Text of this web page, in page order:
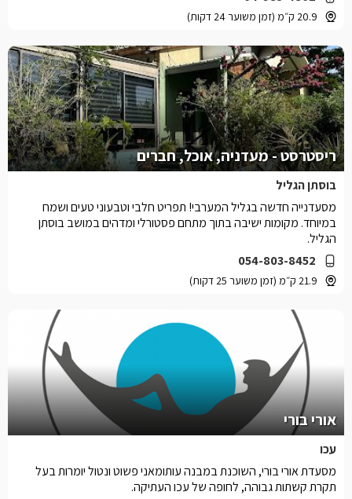
20.9 ק״מ (זמן משוער 24 דקות)
ריסטרסט - מעדניה, אוכל, חברים
בוסתן הגליל
054-803-8452
21.9 ק״מ (זמן משוער 25 דקות)
מסעדנייה חדשה בגליל המערבי! תפריט חלבי וטבעוני טעים ושמח
במיוחד. מקומות ישיבה בתוך מתחם פסטורלי ומדהים במושב בוסתן
הגליל.
אורי בורי
עכו
מסעדת אורי בורי, השוכנת במבנה עותומאני פשוט ונטול יומרות בעל
תקרת קשתות גבוהה, לחופה של עכו העתיקה.